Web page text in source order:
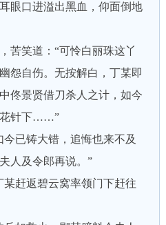
口进溢出黑血，仰面倒地
笑道：“可怜白丽珠这丫
怨自伤。无按解白，丁某即
佟景贤借刀杀人之计，如今
花针下……”
已铸大错，追悔也来不及
人及令郎再说。”
赶返碧云窝率领门下赶往